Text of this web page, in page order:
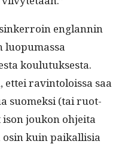
englan­nin
luop­umas­sa
koulu­tuk­ses­ta.
ettei rav­in­tolois­sa saa
suomek­si (tai ruot­
joukon ohjei­ta
kuin paikallisia